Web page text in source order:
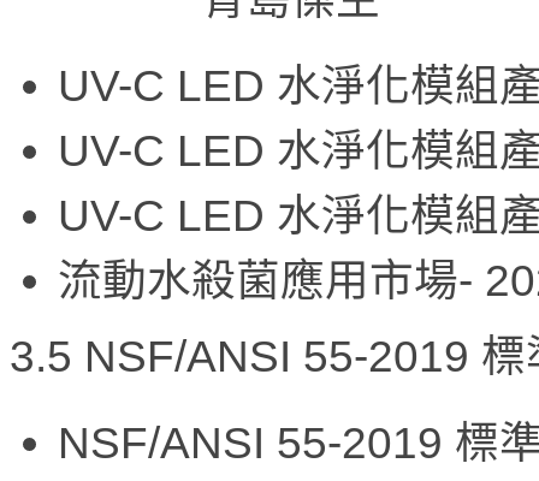
UV-C LED 水淨化模組
UV-C LED 水淨化模組
UV-C LED 水淨化模組
流動水殺菌應用市場-
3.5 NSF/ANSI 55-2019 標
NSF/ANSI 55-2019 標